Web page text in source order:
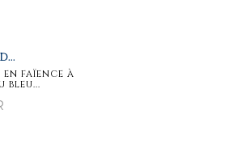
faïence à
bleu...